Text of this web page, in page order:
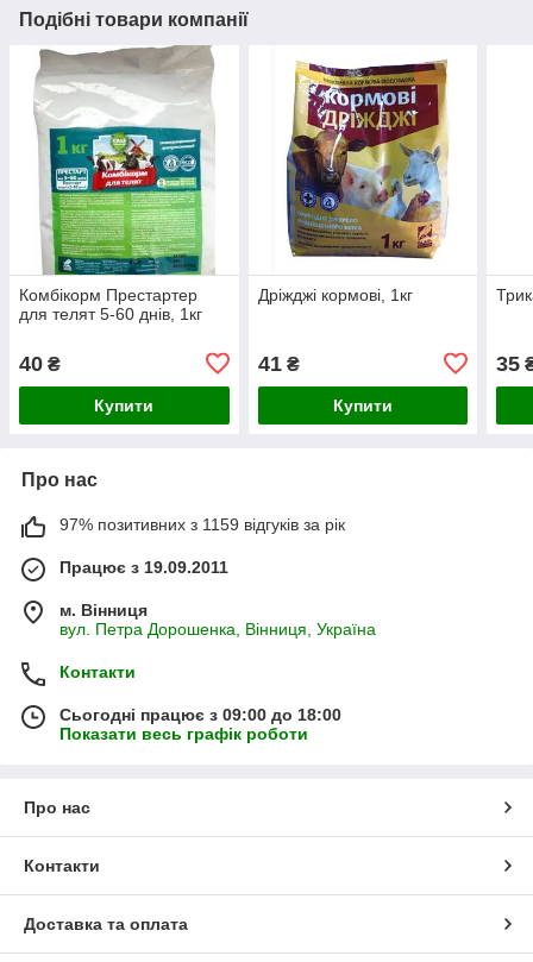
Подібні товари компанії
Комбікорм Престартер
для телят 5-60 днів, 1кг
40 ₴
Купити
Дріжджі кормові, 1кг
41₴
Купити
35
Про нас
97% позитивних з 1159 відгуків за рік
Працює з 19.09.2011
м. Вінниця
вул. Петра Дорошенка, Вінниця, Україна
Контакти
Сьогодні працює з 09:00 до 18:00
Показати весь графік роботи
Про нас
Контакти
Доставка та оплата